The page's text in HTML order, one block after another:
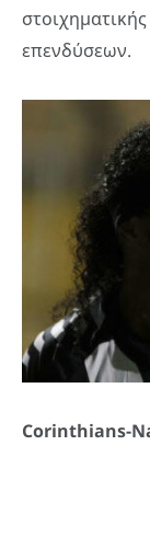
επενδύσεων.
Corinthians-